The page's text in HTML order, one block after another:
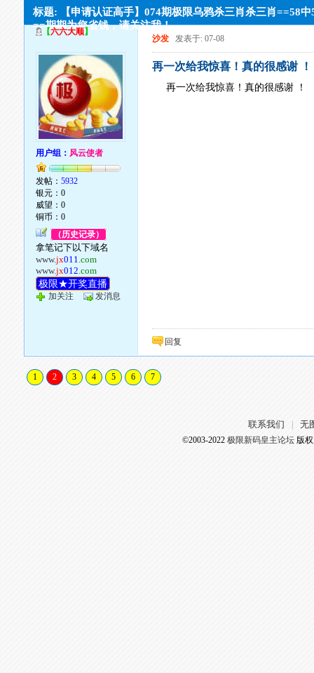
标题: 【申请认证高手】074期极限乌鸦杀三肖杀三肖==58
==期期为您省钱，请关注我！
【六六大顺】
用户组： 风云使者
发帖：5932
银元：0
威望：0
铜币：0
（历史记录）
拿笔记下以下域名
www.jx011.com
www.jx012.com
极限★开奖直播
加关注 发消息
沙发 发表于: 07-08
再一次给我惊喜！真的很感谢 ！
再一次给我惊喜！真的很感谢 ！
回复
1 2 3 4 5 6 7
联系我们 无
©2003-2022 极限新码皇主论坛版权